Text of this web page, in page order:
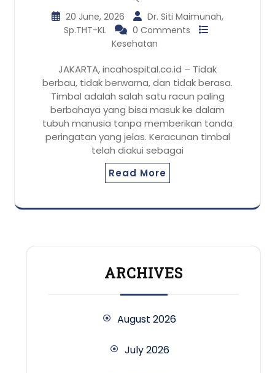
20 June, 2026
Dr. Siti Maimunah,
Sp.THT-KL
0 Comments
Kesehatan
JAKARTA, incahospital.co.id – Tidak
berbau, tidak berwarna, dan tidak berasa.
Timbal adalah salah satu racun paling
berbahaya yang bisa masuk ke dalam
tubuh manusia tanpa memberikan tanda
peringatan yang jelas. Keracunan timbal
telah diakui sebagai
Read More
ARCHIVES
August 2026
July 2026